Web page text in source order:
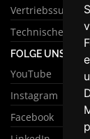
Vertriebssupport
Technischer
FOLGE UNS
YouTube
Instagram
Facebook